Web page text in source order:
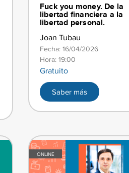
​​Fuck you money. De la
libertad financiera a la
libertad personal.​
Joan Tubau
Fecha: 16/04/2026
Hora: 19:00
Gratuito
Saber más
ONLINE